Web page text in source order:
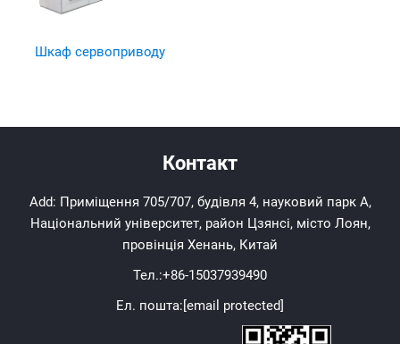
Шкаф сервоприводу
Контакт
Add: Приміщення 705/707, будівля 4, науковий парк А,
Національний університет, район Цзянсі, місто Лоян,
провінція Хенань, Китай
Тел.:+86-15037939490
Ел. пошта:[email protected]